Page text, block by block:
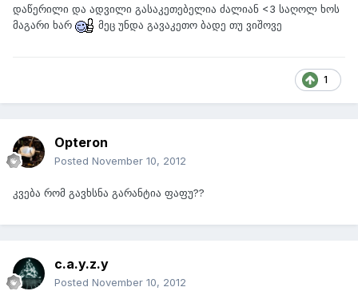
დაწერილი და ადვილი გასაკეთებელია ძალიან <3 საღოლ ხოს
მაგარი ხარ
მეც უნდა გავაკეთო ბადე თუ ვიშოვე
1
Opteron
Posted November 10, 2012
კვება რომ გავხსნა გარანტია ფაფუ??
c.a.y.z.y
Posted November 10, 2012